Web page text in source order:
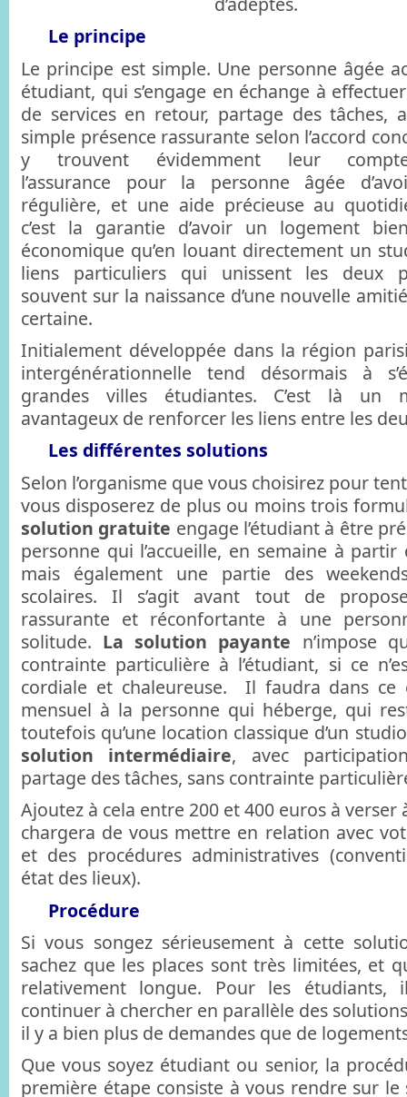
Le principe
Le principe est simple. Une personne âgée
étudiant, qui s’engage en échange à
de services en retour, partage des tâches,
simple présence rassurante selon l’accord
y trouvent évidemment leur
l’assurance pour la personne âgée
régulière, et une aide précieuse au
c’est la garantie d’avoir un logement
économique qu’en louant directement un
liens particuliers qui unissent les deux
souvent sur la naissance d’une nouvelle
certaine.
Initialement développée dans la région
intergénérationnelle tend désormais à
grandes villes étudiantes. C’est là un
avantageux de renforcer les liens entre les
Les différentes solutions
Selon l’organisme que vous choisirez pour
vous disposerez de plus ou moins trois
solution gratuite engage l’étudiant à être
personne qui l’accueille, en semaine à partir
mais également une partie des
scolaires. Il s’agit avant tout de
rassurante et réconfortante à une
solitude. La solution payante n’impose
contrainte particulière à l’étudiant, si ce
cordiale et chaleureuse. Il faudra dans ce
mensuel à la personne qui héberge, qui
toutefois qu’une location classique d’un
solution intermédiaire, avec
partage des tâches, sans contrainte
Ajoutez à cela entre 200 et 400 euros à verser
chargera de vous mettre en relation avec
et des procédures administratives
état des lieux).
Procédure
Si vous songez sérieusement à cette
sachez que les places sont très limitées, et
relativement longue. Pour les
continuer à chercher en parallèle des
il y a bien plus de demandes que de
Que vous soyez étudiant ou senior, la
première étape consiste à vous rendre sur le